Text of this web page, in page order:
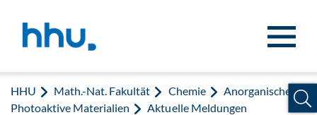
HHU Math.-Nat. Fakultät Chemie
Anorganische
Photoaktive Materialien
Aktuelle Meldungen